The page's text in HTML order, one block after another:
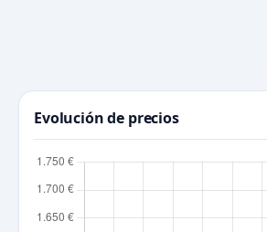
Evolución de precios